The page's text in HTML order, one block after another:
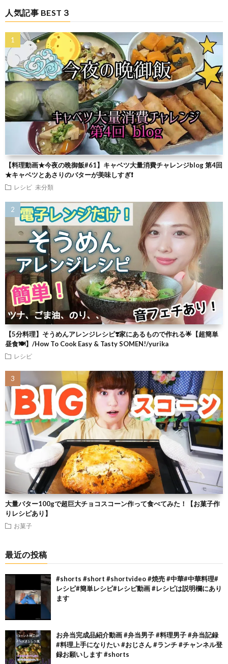
人気記事 BEST３
【料理動画★今夜の晩御飯#61】キャベツ大量消費チャレンジblog 第4回
★キャベツとあさりのバターが美味しすぎ❗
レシピ 未分類
【5分料理】そうめんアレンジレシピ❣️家にあるもので作れる🌟【超簡単
昼食🍽】/How To Cook Easy & Tasty SOMEN!/yurika
レシピ
大量バター100gで超巨大チョコスコーン作って食べてみた！【お菓子作
りレシピあり】
お菓子
最近の投稿
#shorts #short #shortvideo #焼売 #中華#中華料理#
レシピ#簡単レシピ#レシピ動画 #レシピは説明欄にあり
ます
お弁当完成品紹介動画 #弁当男子 #料理男子 #弁当記録
#料理上手になりたい #おじさん #ランチ #チャンネル登
録お願いします #shorts